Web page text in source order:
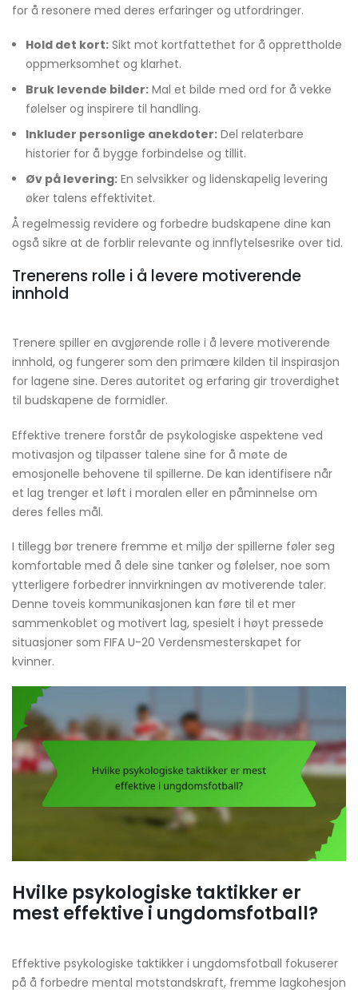
for å resonere med deres erfaringer og utfordringer.
Hold det kort: Sikt mot kortfattethet for å opprettholde
oppmerksomhet og klarhet.
Bruk levende bilder: Mal et bilde med ord for å vekke
følelser og inspirere til handling.
Inkluder personlige anekdoter: Del relaterbare
historier for å bygge forbindelse og tillit.
Øv på levering: En selvsikker og lidenskapelig levering
øker talens effektivitet.
Å regelmessig revidere og forbedre budskapene dine kan
også sikre at de forblir relevante og innflytelsesrike over tid.
Trenerens rolle i å levere motiverende
innhold
Trenere spiller en avgjørende rolle i å levere motiverende
innhold, og fungerer som den primære kilden til inspirasjon
for lagene sine. Deres autoritet og erfaring gir troverdighet
til budskapene de formidler.
Effektive trenere forstår de psykologiske aspektene ved
motivasjon og tilpasser talene sine for å møte de
emosjonelle behovene til spillerne. De kan identifisere når
et lag trenger et løft i moralen eller en påminnelse om
deres felles mål.
I tillegg bør trenere fremme et miljø der spillerne føler seg
komfortable med å dele sine tanker og følelser, noe som
ytterligere forbedrer innvirkningen av motiverende taler.
Denne toveis kommunikasjonen kan føre til et mer
sammenkoblet og motivert lag, spesielt i høyt pressede
situasjoner som FIFA U-20 Verdensmesterskapet for
kvinner.
Hvilke psykologiske taktikker er
mest effektive i ungdomsfotball?
Effektive psykologiske taktikker i ungdomsfotball fokuserer
på å forbedre mental motstandskraft, fremme lagkohesjon